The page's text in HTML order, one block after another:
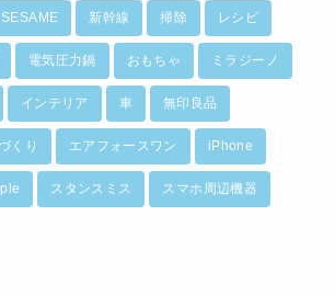
SESAME 新幹線 掃除 レシピ
電気圧力鍋 おもちゃ ミラジーノ
インテリア 車 無印良品
くり エアフォースワン iPhone
スタンスミス スマホ周辺機器